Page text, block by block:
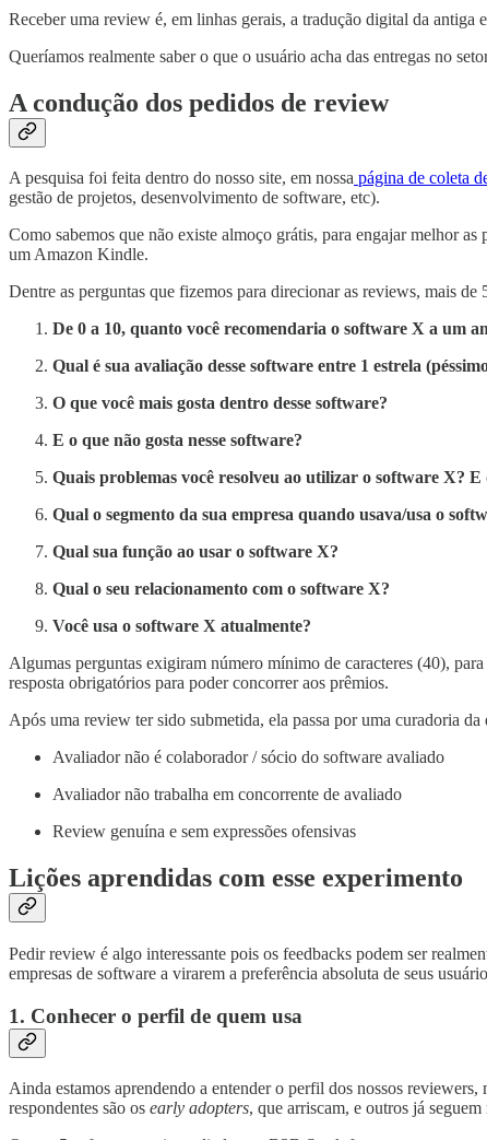
Receber uma review é, em linhas gerais, a tradução digital da antiga
Queríamos realmente saber o que o usuário acha das entregas no
A condução dos pedidos de review
A pesquisa foi feita dentro do nosso site, em nossa página de coleta
gestão de projetos, desenvolvimento de software, etc).
Como sabemos que não existe almoço grátis, para engajar melhor
um Amazon Kindle.
Dentre as perguntas que fizemos para direcionar as reviews, mais de
De 0 a 10, quanto você recomendaria o software X a um
Qual é sua avaliação desse software entre 1 estrela
O que você mais gosta dentro desse software?
E o que não gosta nesse software?
Quais problemas você resolveu ao utilizar o software X? E
Qual o segmento da sua empresa quando usava/usa o
Qual sua função ao usar o software X?
Qual o seu relacionamento com o software X?
Você usa o software X atualmente?
Algumas perguntas exigiram número mínimo de caracteres (40),
resposta obrigatórios para poder concorrer aos prêmios.
Após uma review ter sido submetida, ela passa por uma curadoria
Avaliador não é colaborador / sócio do software avaliado
Avaliador não trabalha em concorrente de avaliado
Review genuína e sem expressões ofensivas
Lições aprendidas com esse experimento
Pedir review é algo interessante pois os feedbacks podem ser
empresas de software a virarem a preferência absoluta de seus
1. Conhecer o perfil de quem usa
Ainda estamos aprendendo a entender o perfil dos nossos
respondentes são os early adopters, que arriscam, e outros já